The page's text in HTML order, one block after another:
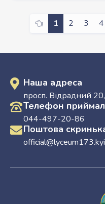
Previous
1 2 3 4
Наша адреса
просп. Відрадний
Телефон
044-497-20-86
Поштова